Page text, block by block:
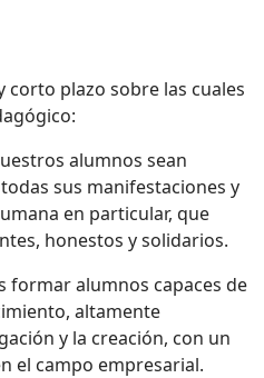
corto plazo sobre las cuales
alumnos sean
sus manifestaciones y
en particular, que
honestos y solidarios.
formar alumnos capaces de
altamente
y la creación, con un
el campo empresarial.